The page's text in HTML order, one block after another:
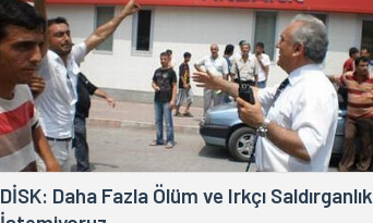
DİSK: Daha Fazla Ölüm ve Irkçı Saldırganlık